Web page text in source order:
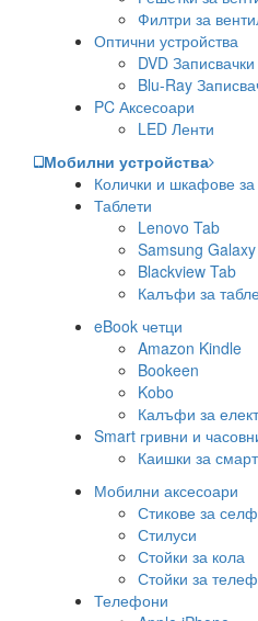
Филтри за
Оптични устройства
DVD Записвачки
Blu-Ray
PC Аксесоари
LED Ленти
Мобилни устройства
Колички и шкафове
Таблети
Lenovo Tab
Samsung
Blackview Tab
Калъфи за
eBook четци
Amazon Kindle
Bookeen
Kobo
Калъфи за
Smart гривни и
Каишки за
Мобилни аксесоари
Стикове за
Стилуси
Стойки за кола
Стойки за
Телефони